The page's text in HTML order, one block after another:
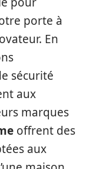
porte à
En
sécurité
aux
marques
offrent des
aux